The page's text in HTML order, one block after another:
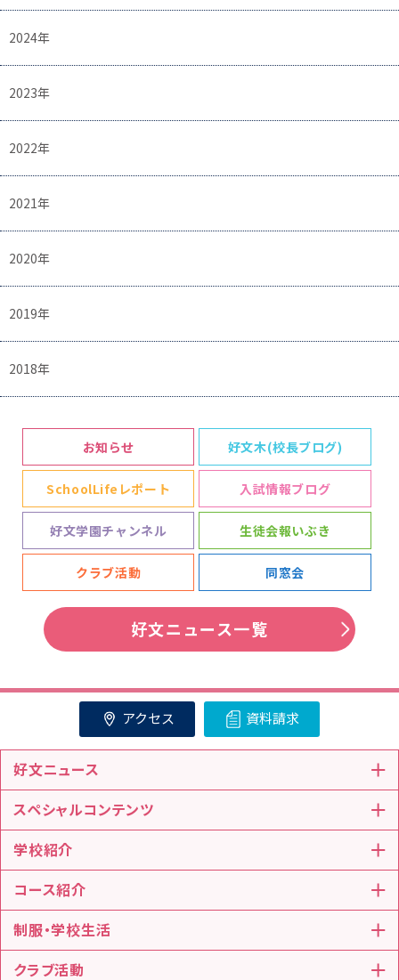
2024年
2023年
2022年
2021年
2020年
2019年
2018年
お知らせ 好文木(校長ブログ)
SchoolLifeレポート 入試情報ブログ
好文学園チャンネル 生徒会報いぶき
クラブ活動 同窓会
好文ニュース一覧
アクセス 資料請求
好文ニュース
スペシャルコンテンツ
学校紹介
コース紹介
制服・学校生活
クラブ活動